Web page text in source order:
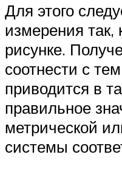
Для этого
измерения так,
рисунке.
соотнести с
приводится в
правильное
метрической
системы